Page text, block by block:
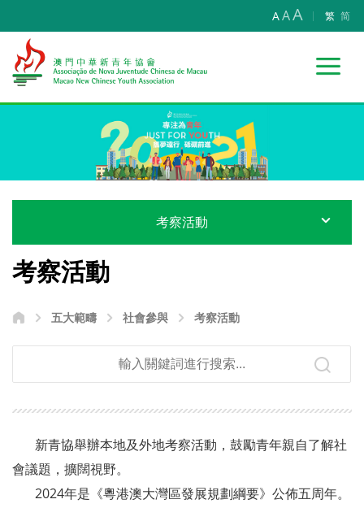
AAA 繁 简
考察活動
考察活動
五大範疇 社會參與 考察活動
新青協舉辦本地及外地考察活動，鼓勵青年親自了解社
會議題，擴闊視野。
2024年是《粵港澳大灣區發展規劃綱要》公佈五周年。